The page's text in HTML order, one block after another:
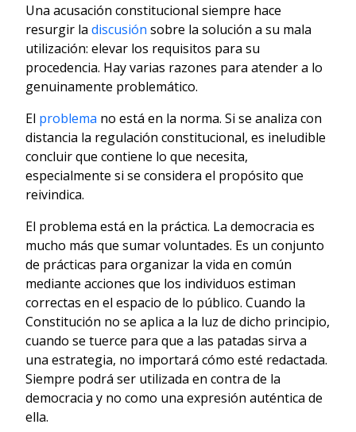
Una acusación constitucional siempre hace
resurgir la discusión sobre la solución a su mala
utilización: elevar los requisitos para su
procedencia. Hay varias razones para atender a lo
genuinamente problemático.
El problema no está en la norma. Si se analiza con
distancia la regulación constitucional, es ineludible
concluir que contiene lo que necesita,
especialmente si se considera el propósito que
reivindica.
El problema está en la práctica. La democracia es
mucho más que sumar voluntades. Es un conjunto
de prácticas para organizar la vida en común
mediante acciones que los individuos estiman
correctas en el espacio de lo público. Cuando la
Constitución no se aplica a la luz de dicho principio,
cuando se tuerce para que a las patadas sirva a
una estrategia, no importará cómo esté redactada.
Siempre podrá ser utilizada en contra de la
democracia y no como una expresión auténtica de
ella.